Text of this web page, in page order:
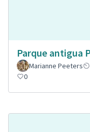
Parque antigua
Marianne Peeters
0